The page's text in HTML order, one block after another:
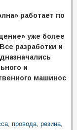
работает по
уже более
разработки и
и
машинос
, провода, резина,